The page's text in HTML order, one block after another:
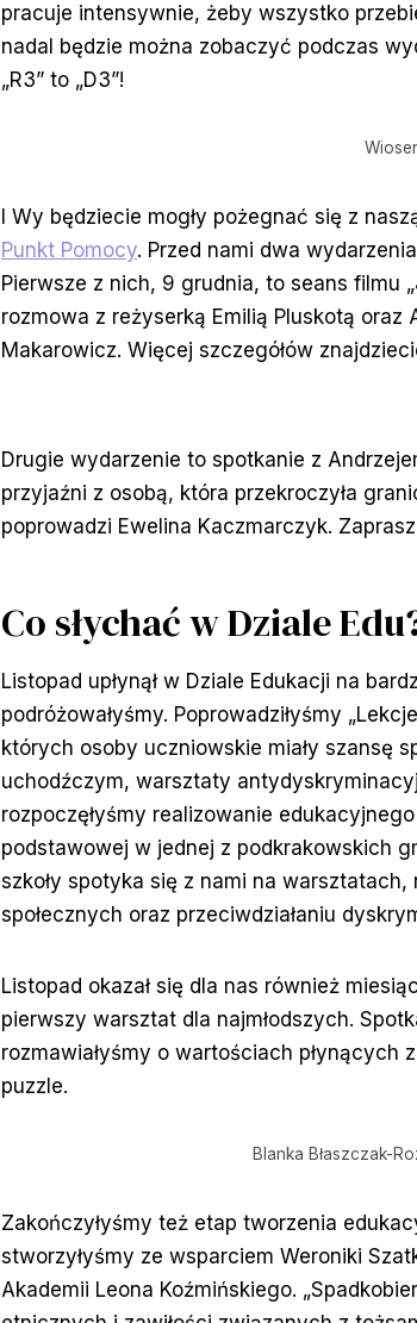
pracuje intensywnie, żeby wszystko
nadal będzie można zobaczyć podczas
„R3” to „D3”!
I Wy będziecie mogły pożegnać się z
Punkt Pomocy. Przed nami dwa
Pierwsze z nich, 9 grudnia, to seans filmu
rozmowa z reżyserką Emilią Pluskotą oraz
Makarowicz. Więcej szczegółów
Drugie wydarzenie to spotkanie z
przyjaźni z osobą, która przekroczyła
poprowadzi Ewelina Kaczmarczyk.
Co słychać w Dziale
Listopad upłynął w Dziale Edukacji na
podróżowałyśmy. Poprowadziłyśmy
których osoby uczniowskie miały szansę
uchodźczym, warsztaty
rozpoczęłyśmy realizowanie
podstawowej w jednej z podkrakowskich
szkoły spotyka się z nami na
społecznych oraz przeciwdziałaniu
Listopad okazał się dla nas również
pierwszy warsztat dla najmłodszych.
rozmawiałyśmy o wartościach płynących
puzzle.
Blanka Błaszczak-
Zakończyłyśmy też etap tworzenia
stworzyłyśmy ze wsparciem Weroniki
Akademii Leona Koźmińskiego.